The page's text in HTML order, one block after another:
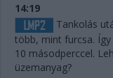
14:19
Tankolás
több, mint furcsa.
10 másodperccel.
üzemanyag?